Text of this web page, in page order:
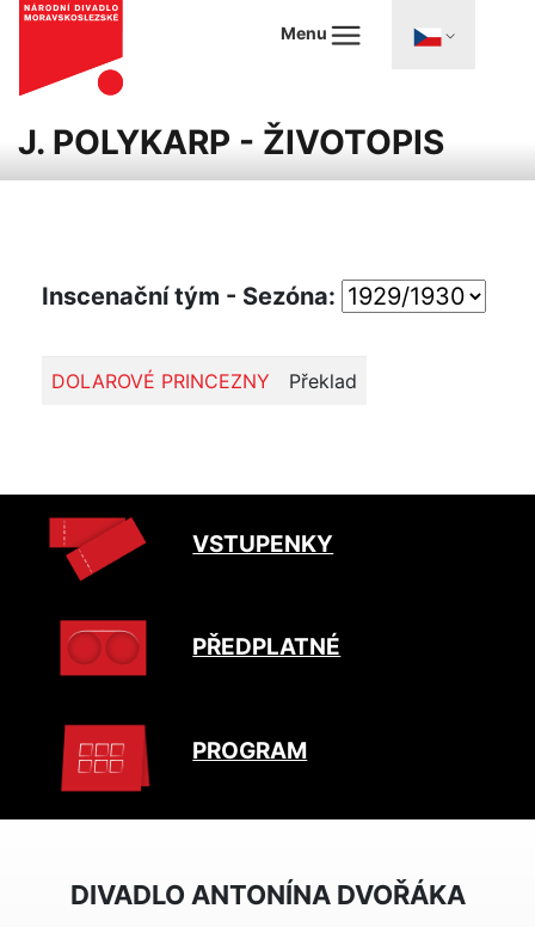
Menu
J. POLYKARP - ŽIVOTOPIS
Inscenační tým - Sezóna:
DOLAROVÉ PRINCEZNY Překlad
VSTUPENKY
PŘEDPLATNÉ
PROGRAM
DIVADLO ANTONÍNA DVOŘÁKA